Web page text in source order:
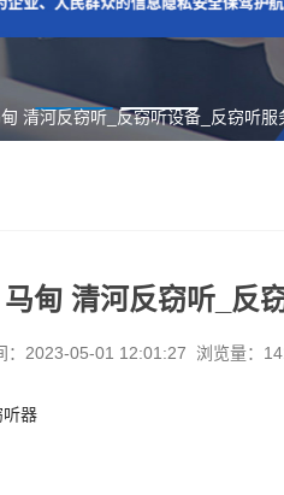
清河反窃听_反窃听设备_反窃听服
甸 清河反窃听_反
：2023-05-01 12:01:27 浏览量：
听器